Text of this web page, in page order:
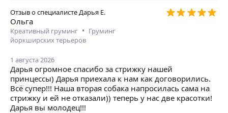
Отзыв о специалистеДарья Е.
Ольга
Креативный груминг • Груминг
йоркширских терьеров
1 августа 2026
Дарья огромное спасибо за стрижку нашей
принцессы) Дарья приехала к нам как договорились.
Всё супер!!! Наша вторая собака напросилась сама на
стрижку и ей не отказали)) теперь у нас две красотки!
Дарья вы молодец!!!